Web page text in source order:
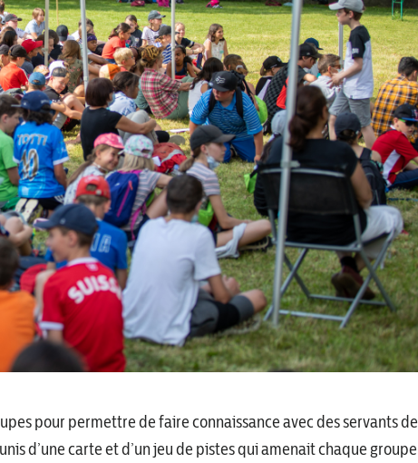
pour permettre de faire connaissance avec des servants de
d’une carte et d’un jeu de pistes qui amenait chaque groupe